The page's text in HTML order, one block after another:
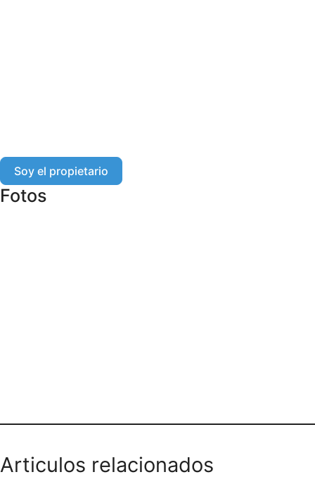
Soy el propietario
Fotos
Articulos relacionados